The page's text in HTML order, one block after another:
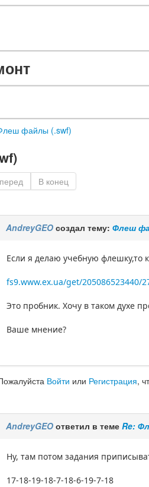
файлы (.swf)
В конец
AndreyGEO создал тему:Флеш
Если я делаю учебную флешку,то
fs9.www.ex.ua/get/205086523440/
Это пробник. Хочу в таком духе
Ваше мнение?
Войти или Регистрация,
AndreyGEO ответил в темеRe:
Ну, там потом задания
17-18-19-18-7-18-6-19-7-18